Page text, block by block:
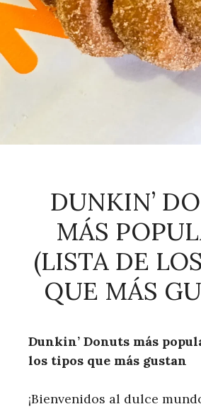
DUNKIN’
MÁS
(LISTA DE
QUE MÁS
Dunkin’ Donuts más
los tipos que más gustan
¡Bienvenidos al dulce